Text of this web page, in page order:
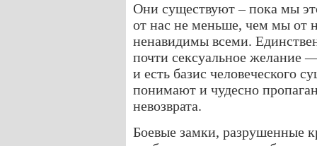
Они существуют – пока мы
от нас не меньше, чем мы от
ненавидимы всеми.
почти сексуальное желание
и есть базис человеческого
понимают и чудесно
невозврата.
Боевые замки, разрушенные